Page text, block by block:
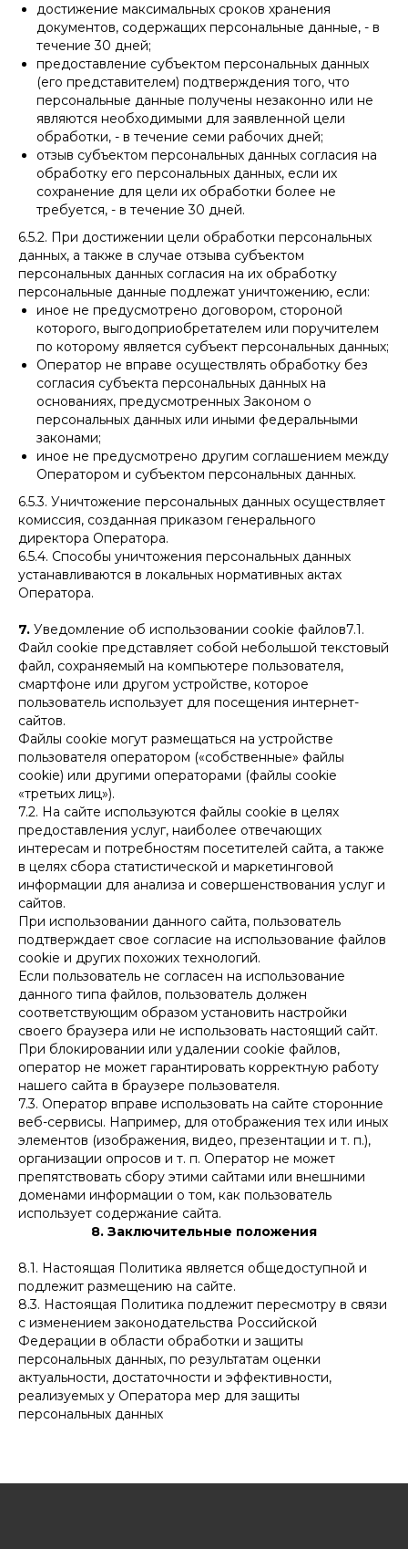
достижение максимальных сроков хранения
документов, содержащих персональные данные, - в
течение 30 дней;
предоставление субъектом персональных данных
(его представителем) подтверждения того, что
персональные данные получены незаконно или не
являются необходимыми для заявленной цели
обработки, - в течение семи рабочих дней;
отзыв субъектом персональных данных согласия на
обработку его персональных данных, если их
сохранение для цели их обработки более не
требуется, - в течение 30 дней.
6.5.2. При достижении цели обработки персональных
данных, а также в случае отзыва субъектом
персональных данных согласия на их обработку
персональные данные подлежат уничтожению, если:
иное не предусмотрено договором, стороной
которого, выгодоприобретателем или поручителем
по которому является субъект персональных данных;
Оператор не вправе осуществлять обработку без
согласия субъекта персональных данных на
основаниях, предусмотренных Законом о
персональных данных или иными федеральными
законами;
иное не предусмотрено другим соглашением между
Оператором и субъектом персональных данных.
6.5.3. Уничтожение персональных данных осуществляет
комиссия, созданная приказом генерального
директора Оператора.
6.5.4. Способы уничтожения персональных данных
устанавливаются в локальных нормативных актах
Оператора.
7. Уведомление об использовании cookie файлов7.1.
Файл cookie представляет собой небольшой текстовый
файл, сохраняемый на компьютере пользователя,
смартфоне или другом устройстве, которое
пользователь использует для посещения интернет-
сайтов.
Файлы cookie могут размещаться на устройстве
пользователя оператором («собственные» файлы
cookie) или другими операторами (файлы cookie
«третьих лиц»).
7.2. На сайте используются файлы cookie в целях
предоставления услуг, наиболее отвечающих
интересам и потребностям посетителей сайта, а также
в целях сбора статистической и маркетинговой
информации для анализа и совершенствования услуг и
сайтов.
При использовании данного сайта, пользователь
подтверждает свое согласие на использование файлов
cookie и других похожих технологий.
Если пользователь не согласен на использование
данного типа файлов, пользователь должен
соответствующим образом установить настройки
своего браузера или не использовать настоящий сайт.
При блокировании или удалении cookie файлов,
оператор не может гарантировать корректную работу
нашего сайта в браузере пользователя.
7.3. Оператор вправе использовать на сайте сторонние
веб-сервисы. Например, для отображения тех или иных
элементов (изображения, видео, презентации и т. п.),
организации опросов и т. п. Оператор не может
препятствовать сбору этими сайтами или внешними
доменами информации о том, как пользователь
использует содержание сайта.
8. Заключительные положения
8.1. Настоящая Политика является общедоступной и
подлежит размещению на сайте.
8.3. Настоящая Политика подлежит пересмотру в связи
с изменением законодательства Российской
Федерации в области обработки и защиты
персональных данных, по результатам оценки
актуальности, достаточности и эффективности,
реализуемых у Оператора мер для защиты
персональных данных